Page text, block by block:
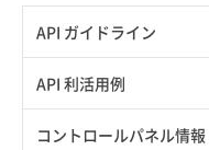
API ガイドライン
APIのご利用について
API 利活用例
APIでAPIサブユーザーを作成
コントロールパネル情報